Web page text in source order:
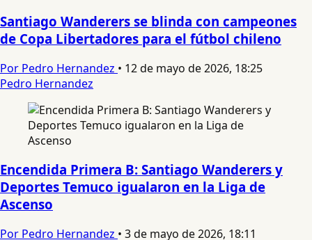
Santiago Wanderers se blinda con campeones
de Copa Libertadores para el fútbol chileno
Por Pedro Hernandez • 12 de mayo de 2026, 18:25
Pedro Hernandez
Encendida Primera B: Santiago Wanderers y
Deportes Temuco igualaron en la Liga de
Ascenso
Por Pedro Hernandez • 3 de mayo de 2026, 18:11